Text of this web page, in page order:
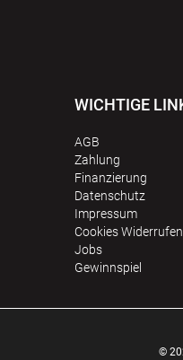
WICHTIGE
AGB
Zahlung
Finanzierung
Datenschutz
Impressum
Сookies Widerrufen
Jobs
Gewinnspiel
©